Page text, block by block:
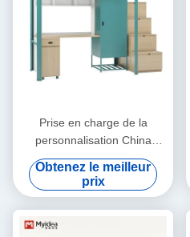
Prise en charge de la
personnalisation China
Manufacturer Capsule Bunk
Bed For Hostel Inbox
Capsule Bunk Bed With
Stairs
Obtenez le meilleur
prix